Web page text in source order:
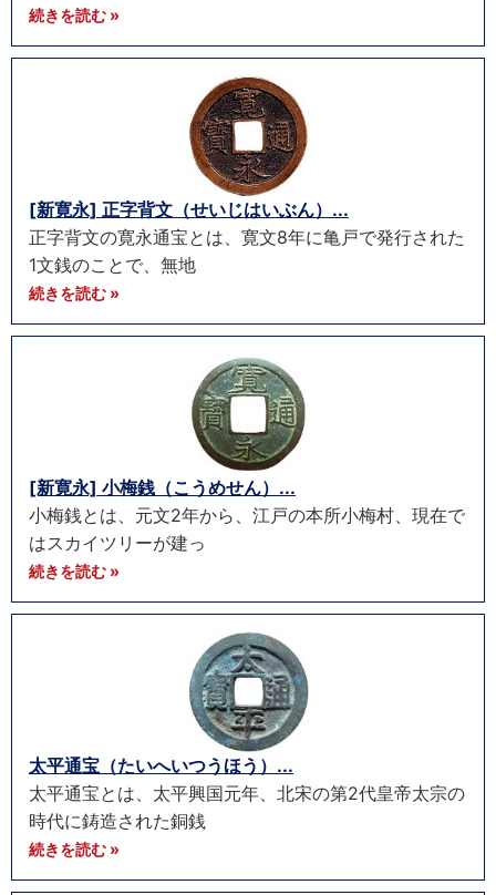
続きを読む »
[新寛永] 正字背文（せいじはいぶん）...
正字背文の寛永通宝とは、寛文8年に亀戸で発行された
1文銭のことで、無地
続きを読む »
[新寛永] 小梅銭（こうめせん）...
小梅銭とは、元文2年から、江戸の本所小梅村、現在で
はスカイツリーが建っ
続きを読む »
太平通宝（たいへいつうほう）...
太平通宝とは、太平興国元年、北宋の第2代皇帝太宗の
時代に鋳造された銅銭
続きを読む »